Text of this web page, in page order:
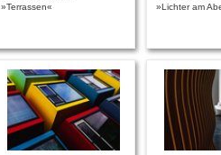
»Terrassen«
»Lichter am